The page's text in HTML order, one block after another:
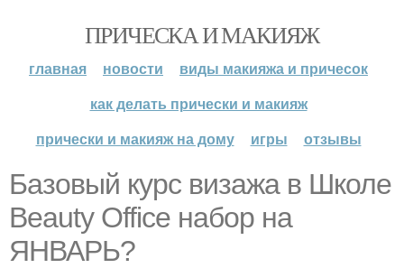
ПРИЧЕСКА И МАКИЯЖ
главная новости
виды макияжа и причесок
как делать прически и макияж
прически и макияж на дому
игры отзывы
Базовый курс визажа в Школе
Beauty Office набор на
ЯНВАРЬ?